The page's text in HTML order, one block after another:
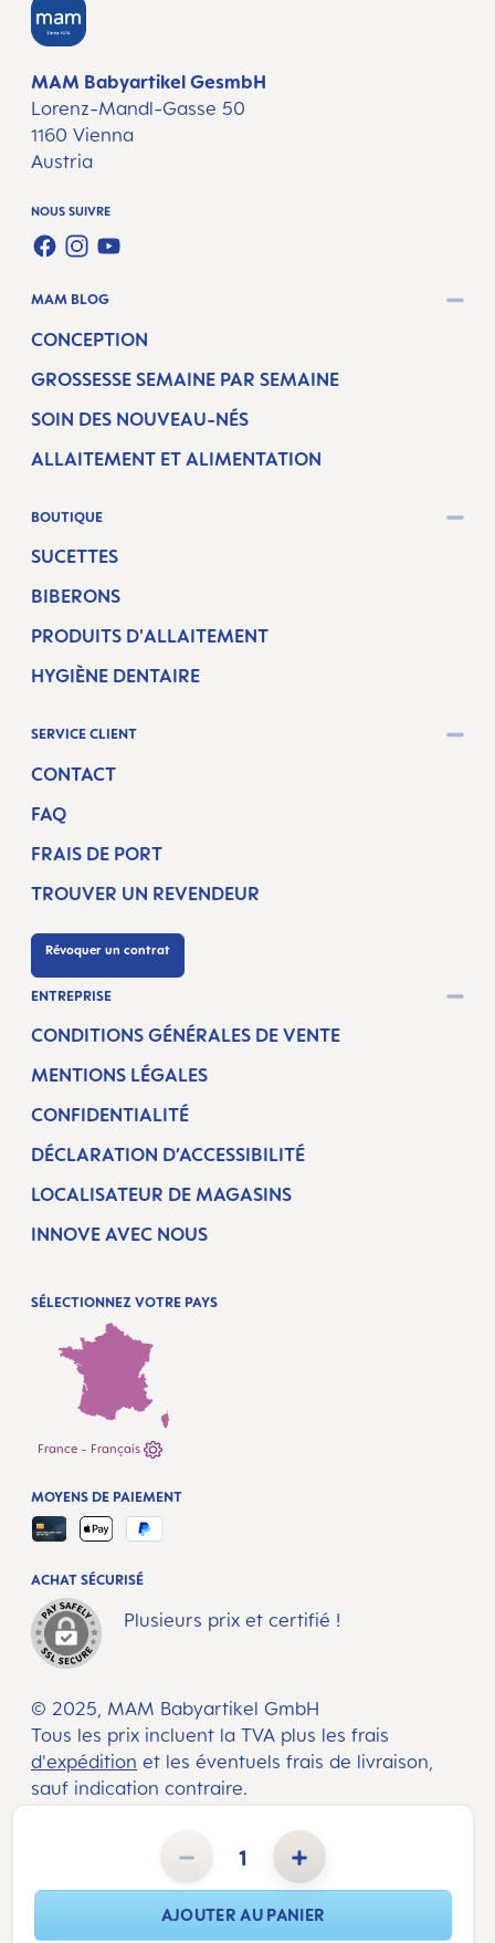
Quantité de produit : Entrez la quantité souhaitée ou utilisez les boutons pour augmenter ou diminuer la
AJOUTER AU PANIER
MAM Babyartikel GesmbH
Lorenz-Mandl-Gasse 50
1160 Vienna
Austria
NOUS SUIVRE
FACEBOOK
INSTAGRAM
YOUTUBE
MAM BLOG
CONCEPTION
GROSSESSE SEMAINE PAR SEMAINE
SOIN DES NOUVEAU-NÉS
ALLAITEMENT ET ALIMENTATION
BOUTIQUE
SUCETTES
BIBERONS
PRODUITS D'ALLAITEMENT
HYGIÈNE DENTAIRE
SERVICE CLIENT
CONTACT
FAQ
FRAIS DE PORT
TROUVER UN REVENDEUR
Révoquer un contrat
ENTREPRISE
CONDITIONS GÉNÉRALES DE VENTE
MENTIONS LÉGALES
CONFIDENTIALITÉ
DÉCLARATION D’ACCESSIBILITÉ
LOCALISATEUR DE MAGASINS
INNOVE AVEC NOUS
SÉLECTIONNEZ VOTRE PAYS
France - Français
© 2025, MAM Babyartikel GmbH
Tous les prix incluent la TVA plus les frais
d'expédition et les éventuels frais de livraison,
sauf indication contraire.
ACHAT SÉCURISÉ
Plusieurs prix et certifié !
MOYENS DE PAIEMENT